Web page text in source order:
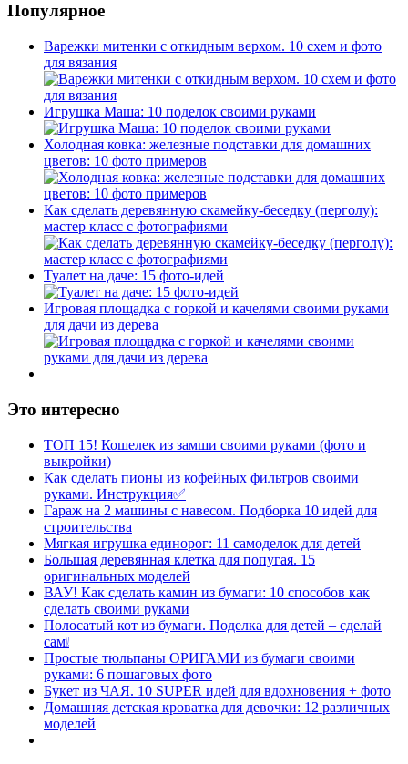
Популярное
Варежки митенки с откидным верхом. 10 схем и фото
для вязания
Игрушка Маша: 10 поделок своими руками
Холодная ковка: железные подставки для домашних
цветов: 10 фото примеров
Как сделать деревянную скамейку-беседку (перголу):
мастер класс с фотографиями
Туалет на даче: 15 фото-идей
Игровая площадка с горкой и качелями своими руками
для дачи из дерева
Это интересно
ТОП 15! Кошелек из замши своими руками (фото и
выкройки)
Как сделать пионы из кофейных фильтров своими
руками. Инструкция✅
Гараж на 2 машины с навесом. Подборка 10 идей для
строительства
Мягкая игрушка единорог: 11 самоделок для детей
Большая деревянная клетка для попугая. 15
оригинальных моделей
ВАУ! Как сделать камин из бумаги: 10 способов как
сделать своими руками
Полосатый кот из бумаги. Поделка для детей – сделай
сам❕
Простые тюльпаны ОРИГАМИ из бумаги своими
руками: 6 пошаговых фото
Букет из ЧАЯ. 10 SUPER идей для вдохновения + фото
Домашняя детская кроватка для девочки: 12 различных
моделей